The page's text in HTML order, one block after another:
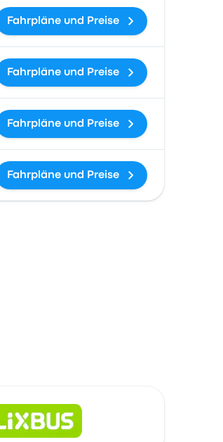
Fahrpläne und Preise
Fahrpläne und Preise
Fahrpläne und Preise
Fahrpläne und Preise